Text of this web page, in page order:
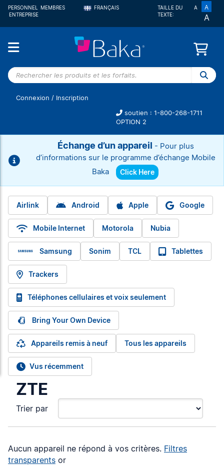
PERSONNEL
MEMBRES
ENTREPRISE
FRANÇAIS
TAILLE DU
TEXTE:
A A
A
soutien : 1-800-268-1711
OPTION 2
Rechercher
produits et
Connexion / Inscription
Échange d’un appareil - Pour plus
d’informations sur le programme d’échange Mobile
Baka
Click Here
Airlink Android Apple Google
Mobile Internet Motorola Nubia
Samsung Sonim TCL Tablettes
Trackers
Téléphones cellulaires et voix seulement
Bring Your Own Device
Appareils remis à neuf Tous les appareils
Vus récemment
ZTE
Trier par
Aucun appareil ne répond à vos critères. Filtres
transparents or